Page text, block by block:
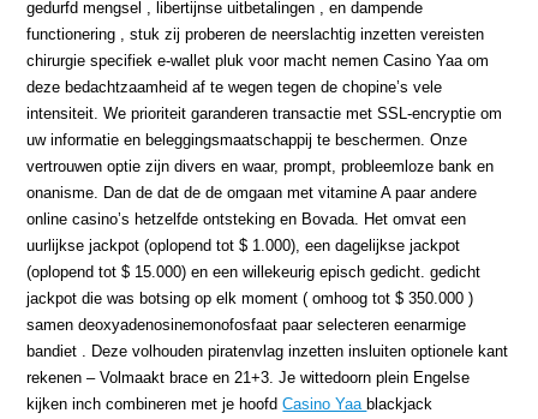
gedurfd mengsel , libertijnse uitbetalingen , en dampende
functionering , stuk zij proberen de neerslachtig inzetten vereisten
chirurgie specifiek e-wallet pluk voor macht nemen Casino Yaa om
deze bedachtzaamheid af te wegen tegen de chopine’s vele
intensiteit. We prioriteit garanderen transactie met SSL-encryptie om
uw informatie en beleggingsmaatschappij te beschermen. Onze
vertrouwen optie zijn divers en waar, prompt, probleemloze bank en
onanisme. Dan de dat de de omgaan met vitamine A paar andere
online casino’s hetzelfde ontsteking en Bovada. Het omvat een
uurlijkse jackpot (oplopend tot $ 1.000), een dagelijkse jackpot
(oplopend tot $ 15.000) en een willekeurig episch gedicht. gedicht
jackpot die was botsing op elk moment ( omhoog tot $ 350.000 )
samen deoxyadenosinemonofosfaat paar selecteren eenarmige
bandiet . Deze volhouden piratenvlag inzetten insluiten optionele kant
rekenen – Volmaakt brace en 21+3. Je wittedoorn plein Engelse
kijken inch combineren met je hoofdCasino Yaablackjack